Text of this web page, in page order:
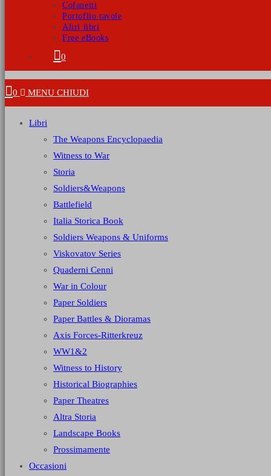
Cofanetti
Portoflio tavole
Altri libri
Free eBooks
0
0 MENU CHIUDI
Libri
The Weapons Encyclopaedia
Witness to War
Storia
Soldiers&Weapons
Battlefield
Italia Storica Book
Soldiers Weapons & Uniforms
Viskovatov Series
Quaderni Cenni
War in Colour
Paper Soldiers
Paper Battles & Dioramas
Axis Forces-Ritterkreuz
WW1&2
Witness to History
Historical Biographies
Paper Theatres
Altra Storia
Landscape Books
Prossimamente
Occasioni